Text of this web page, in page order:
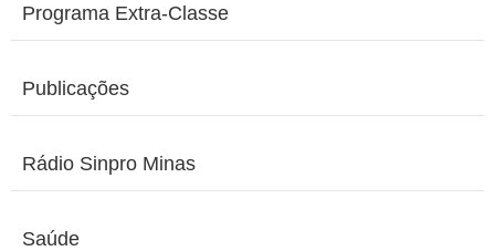
Programa Extra-Classe
Publicações
Rádio Sinpro Minas
Saúde